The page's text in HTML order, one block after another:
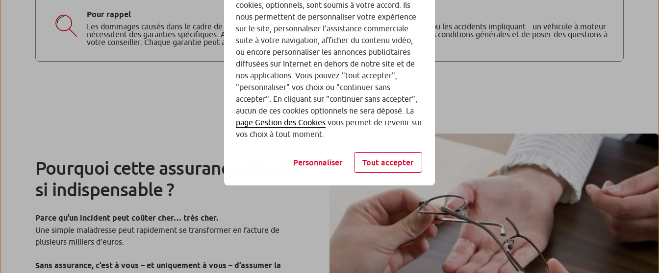
Pour rappel
Les dommages causés dans le cadre de la vie privée, les sinistres liés à une activité professionnelle ou les accidents impliquant un véhicule à moteur
nécessitent des garanties spécifiques. Avant de signer, il est donc essentiel de lire attentivement les conditions générales et de poser des questions à
votre conseiller. Chaque garantie peut avoir ses limites.
Pourquoi cette assurance est-elle
si indispensable ?
Parce qu’un incident peut coûter cher… très cher.
Une simple maladresse peut rapidement se transformer en facture de
plusieurs milliers d’euros.
Sans assurance, c’est à vous – et uniquement à vous – d’assumer la
cookies, optionnels, sont soumis à votre accord. Ils
nous permettent de personnaliser votre expérience
sur le site, personnaliser l'assistance commerciale
suite à votre navigation, afficher du contenu vidéo,
ou encore personnaliser les annonces publicitaires
diffusées sur Internet en dehors de notre site et de
nos applications. Vous pouvez "tout accepter",
"personnaliser" vos choix ou "continuer sans
accepter". En cliquant sur "continuer sans accepter",
aucun de ces cookies optionnels ne sera déposé. La
page Gestion des Cookies vous permet de revenir sur
vos choix à tout moment.
Personnaliser Tout accepter